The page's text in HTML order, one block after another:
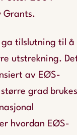
Grants.
ga tilslutning til å
utstrekning.
av EØS-
grad brukes
hvordan EØS-